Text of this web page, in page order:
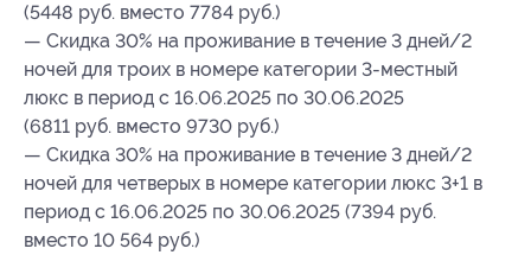
(5448 руб. вместо 7784 руб.)
— Скидка 30% на проживание в течение 3 дней/2
ночей для троих в номере категории 3-местный
люкс в период с 16.06.2025 по 30.06.2025
(6811 руб. вместо 9730 руб.)
— Скидка 30% на проживание в течение 3 дней/2
ночей для четверых в номере категории люкс 3+1 в
период с 16.06.2025 по 30.06.2025 (7394 руб.
вместо 10 564 руб.)